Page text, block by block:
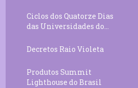
Ciclos dos Quatorze Dias
das Universidades do...
Decretos Raio Violeta
Produtos Summit
Lighthouse do Brasil